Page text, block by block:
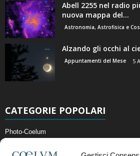
Abell 2255 nel radio
nuova mappa del...
Astronomia, Astrofisica e
Alzando gli occhi al
Appuntamenti del Mese 5
CATEGORIE POPOLARI
Photo-Coelum